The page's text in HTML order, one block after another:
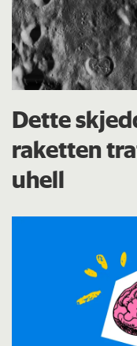
Dette
raketten
uhell